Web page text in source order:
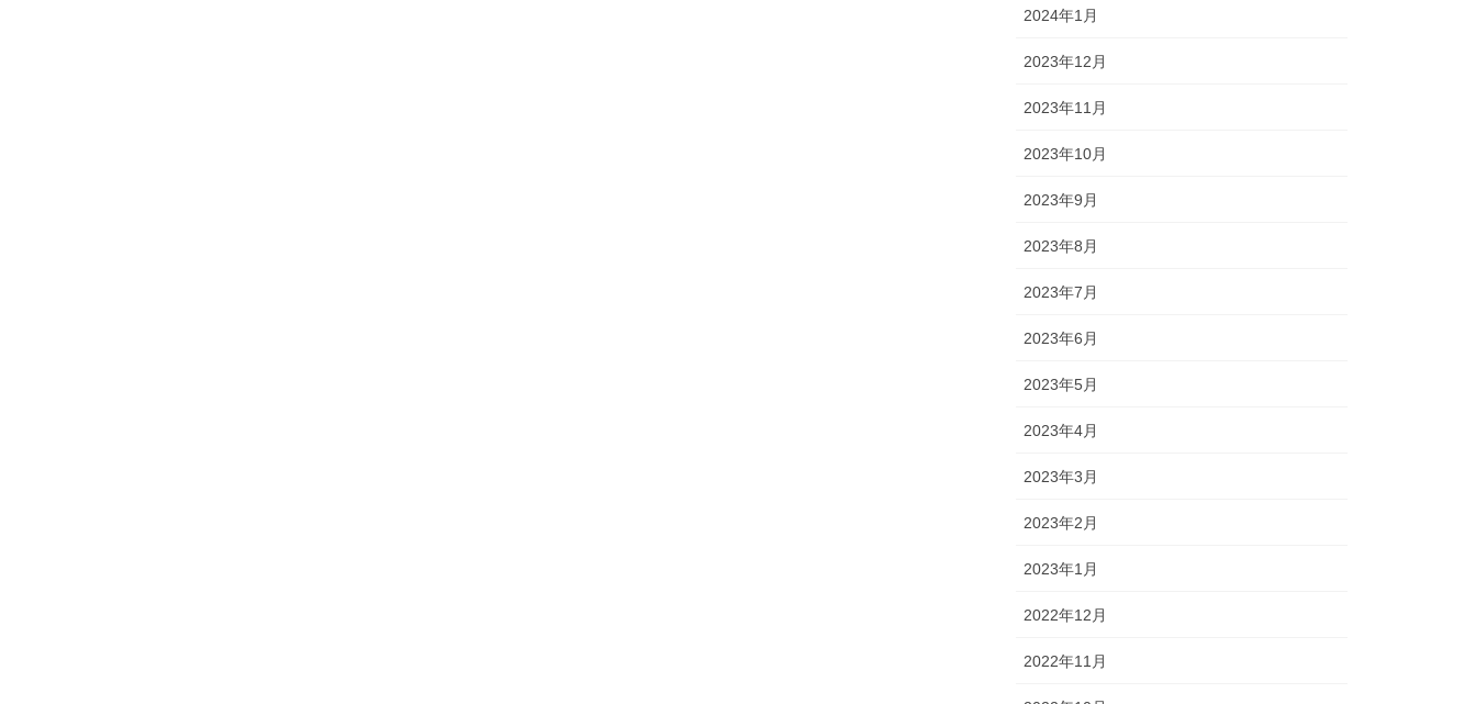
2024年1月
2023年12月
2023年11月
2023年10月
2023年9月
2023年8月
2023年7月
2023年6月
2023年5月
2023年4月
2023年3月
2023年2月
2023年1月
2022年12月
2022年11月